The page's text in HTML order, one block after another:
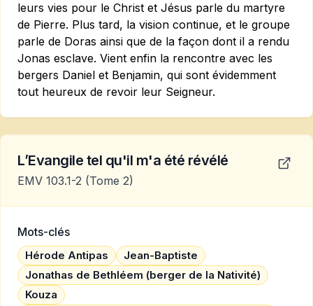
leurs vies pour le Christ et Jésus parle du martyre
de Pierre. Plus tard, la vision continue, et le groupe
parle de Doras ainsi que de la façon dont il a rendu
Jonas esclave. Vient enfin la rencontre avec les
bergers Daniel et Benjamin, qui sont évidemment
tout heureux de revoir leur Seigneur.
L’Evangile tel qu'il m'a été révélé
EMV 103.1-2 (Tome 2)
Mots-clés
Hérode Antipas
Jean-Baptiste
Jonathas de Bethléem (berger de la Nativité)
Kouza